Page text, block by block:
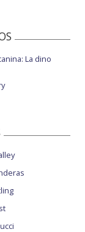
La dino